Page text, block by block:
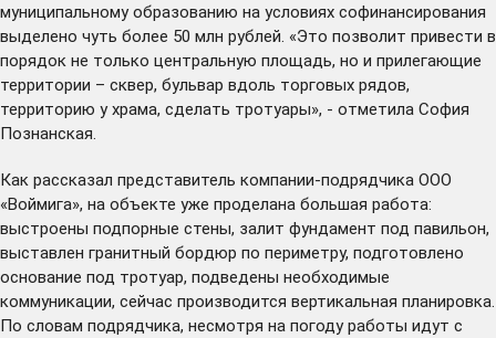
муниципальному образованию на условиях софинансирования
выделено чуть более 50 млн рублей. «Это позволит привести в
порядок не только центральную площадь, но и прилегающие
территории – сквер, бульвар вдоль торговых рядов,
территорию у храма, сделать тротуары», - отметила София
Познанская.
Как рассказал представитель компании-подрядчика ООО
«Воймига», на объекте уже проделана большая работа:
выстроены подпорные стены, залит фундамент под павильон,
выставлен гранитный бордюр по периметру, подготовлено
основание под тротуар, подведены необходимые
коммуникации, сейчас производится вертикальная планировка.
По словам подрядчика, несмотря на погоду работы идут с